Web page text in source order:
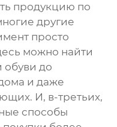
продукцию по
другие
просто
можно найти
обуви до
и даже
И, в-третьих,
способы